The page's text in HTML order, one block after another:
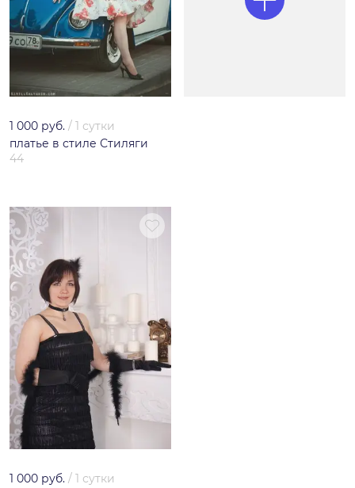
1 000 руб. / 1 сутки
платье в стиле Стиляги
44
1 000 руб. / 1 сутки